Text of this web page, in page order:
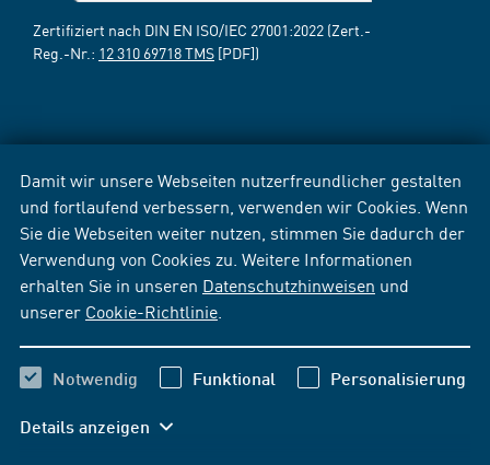
Damit wir unsere Webseiten nutzerfreundlicher gestalten
und fortlaufend verbessern, verwenden wir Cookies. Wenn
Sie die Webseiten weiter nutzen, stimmen Sie dadurch der
Verwendung von Cookies zu. Weitere Informationen
erhalten Sie in unseren Datenschutzhinweisen und
unserer Cookie-Richtlinie
Notwendig Funktional Personalisierung
Details anzeigen
Zertifiziert nach DIN EN ISO/IEC 27001:2022 (Zert.-
Reg.-Nr.: 12 310 69718 TMS [PDF])